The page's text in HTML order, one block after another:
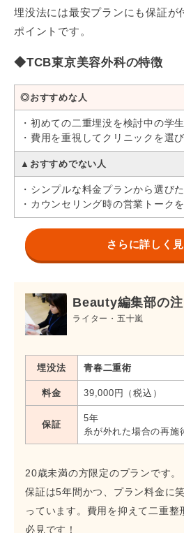
◆切開法
プラン 料金
二重切開法（全切開・部分切
開）
スタンダード
込）
目頭切開Z形成スタンダード
切開範囲：2㎜以下
込）
スーパーナチュラル
ロイヤル
ロイヤル＋クイックデカ目術
込)
埋没法には最安プランにも保証が
ポイントです。
◆TCB東京美容外科の特徴
◎おすすめな人
・初めての二重埋没を検討中の学
・費用を重視してクリニックを選
▲おすすめでない人
・シンプルな料金プランから選び
・カウンセリング時の営業トーク
さらに詳しく
Beauty編集部の
ライター・五十嵐
埋没法 青春二重術
料金 39,000円（税込）
保証
5年
糸が外れた場合の再施
20歳未満の方限定のプランです。
保証は5年間かつ、プラン料金に
っています。費用を抑えて二重整
必見です！